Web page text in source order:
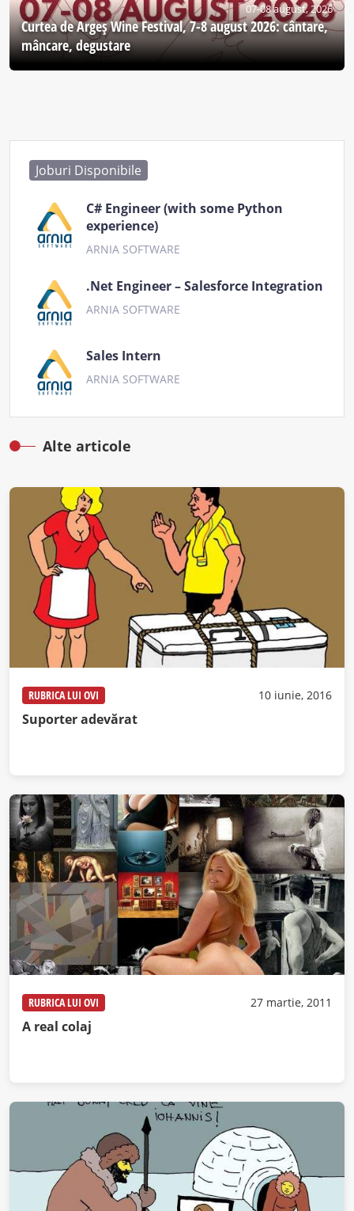
07-08 august, 2026
Curtea de Argeş Wine Festival, 7-8 august 2026: cântare,
mâncare, degustare
Joburi Disponibile
C# Engineer (with some Python
experience)
ARNIA SOFTWARE
.Net Engineer – Salesforce Integration
ARNIA SOFTWARE
Sales Intern
ARNIA SOFTWARE
Alte articole
RUBRICA LUI OVI 10 iunie, 2016
Suporter adevărat
RUBRICA LUI OVI 27 martie, 2011
A real colaj